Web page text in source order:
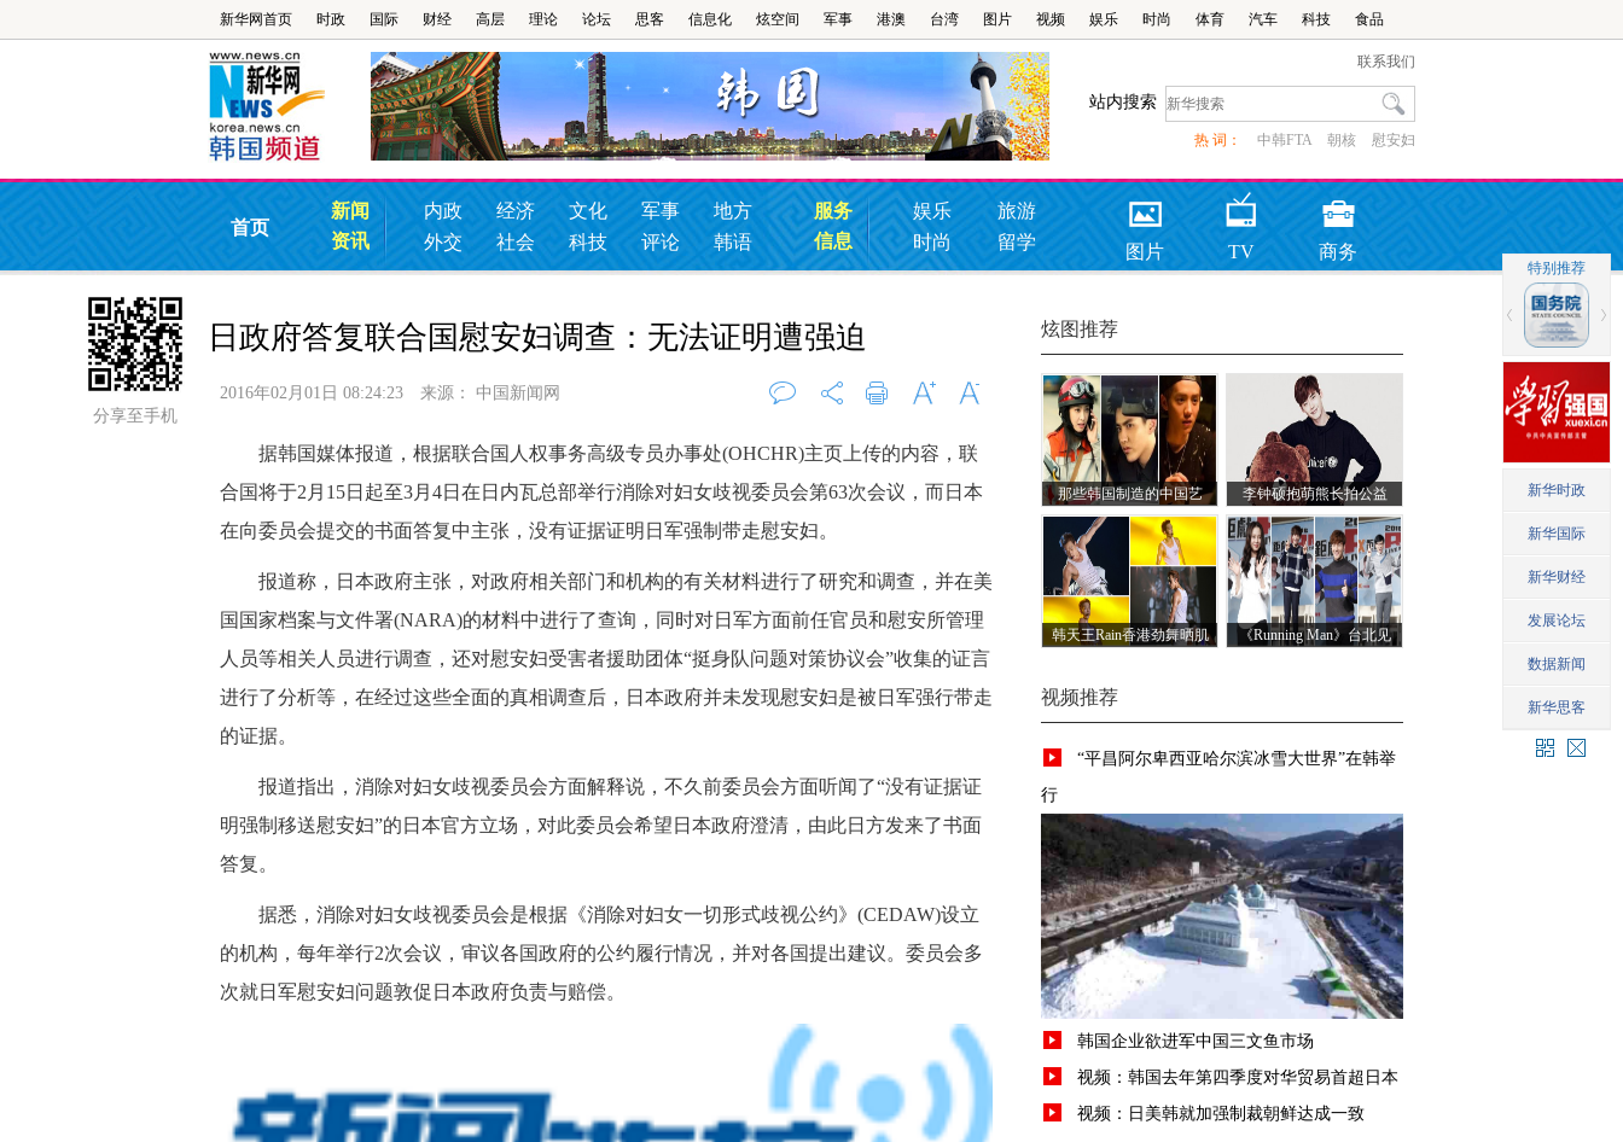
新华网首页 时政 国际 财经 高层 理论 论坛 思客 信息化 炫空间 军事 港澳 台湾 图片 视频 娱乐 时尚 体育 汽车 科技 食品
联系我们
站内搜索
热 词： 中韩FTA 朝核 慰安妇
首页
新闻
资讯
内政 经济 文化 军事
地方
外交
社会 科技 评论 韩语
服务
信息
娱乐
旅游
时尚
留学 图片 TV 商务
分享至手机
炫图推荐
那些韩国制造的中国艺
人现状
李钟硕抱萌熊长拍公益
海报
韩天王Rain香港劲舞晒肌
《Running Man》台北见
视频推荐
“平昌阿尔卑西亚哈尔滨冰雪大世界”在韩举
行
韩国企业欲进军中国三文鱼市场
视频：韩国去年第四季度对华贸易首超日本
视频：日美韩就加强制裁朝鲜达成一致
日政府答复联合国慰安妇调查：无法证明遭强迫
2016年02月01日 08:24:23 来源： 中国新闻网
打印 字大 字小
据韩国媒体报道，根据联合国人权事务高级专员办事处(OHCHR)主页上传的内容，联
合国将于2月15日起至3月4日在日内瓦总部举行消除对妇女歧视委员会第63次会议，而日本
在向委员会提交的书面答复中主张，没有证据证明日军强制带走慰安妇。
报道称，日本政府主张，对政府相关部门和机构的有关材料进行了研究和调查，并在美
国国家档案与文件署(NARA)的材料中进行了查询，同时对日军方面前任官员和慰安所管理
人员等相关人员进行调查，还对慰安妇受害者援助团体“挺身队问题对策协议会”收集的证言
进行了分析等，在经过这些全面的真相调查后，日本政府并未发现慰安妇是被日军强行带走
的证据。
报道指出，消除对妇女歧视委员会方面解释说，不久前委员会方面听闻了“没有证据证
明强制移送慰安妇”的日本官方立场，对此委员会希望日本政府澄清，由此日方发来了书面
答复。
据悉，消除对妇女歧视委员会是根据《消除对妇女一切形式歧视公约》(CEDAW)设立
的机构，每年举行2次会议，审议各国政府的公约履行情况，并对各国提出建议。委员会多
次就日军慰安妇问题敦促日本政府负责与赔偿。